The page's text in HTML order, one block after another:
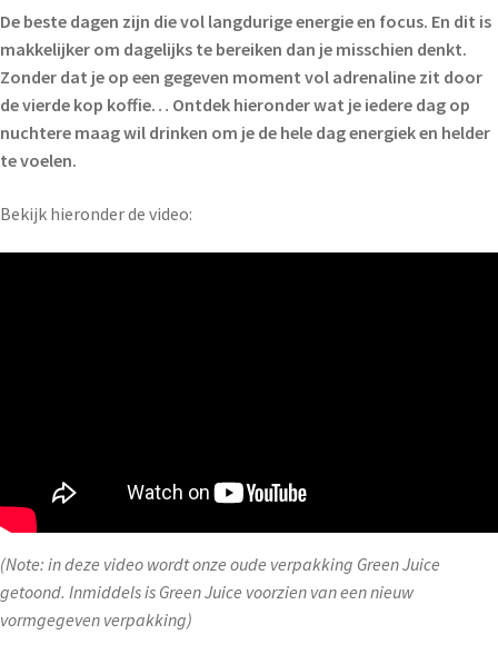
De beste dagen zijn die vol langdurige energie en focus. En dit is
makkelijker om dagelijks te bereiken dan je misschien denkt.
Zonder dat je op een gegeven moment vol adrenaline zit door
de vierde kop koffie… Ontdek hieronder wat je iedere dag op
nuchtere maag wil drinken om je de hele dag energiek en helder
te voelen.
Bekijk hieronder de video:
(Note: in deze video wordt onze oude verpakking Green Juice
getoond. Inmiddels is Green Juice voorzien van een nieuw
vormgegeven verpakking)